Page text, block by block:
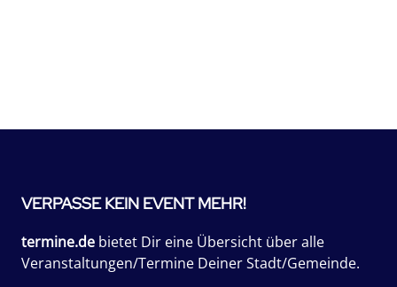
VERPASSE KEIN EVENT MEHR!
termine.de bietet Dir eine Übersicht über alle
Veranstaltungen/Termine Deiner Stadt/Gemeinde.